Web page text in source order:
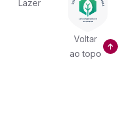
Lazer
Voltar
ao topo